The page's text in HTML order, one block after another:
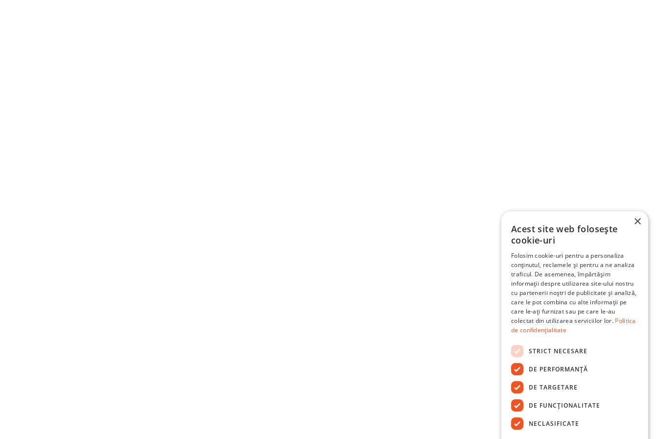
×
Acest site web folosește
cookie-uri
Folosim cookie-uri pentru a personaliza
conținutul, reclamele și pentru a ne analiza
traficul. De asemenea, împărtășim
informații despre utilizarea site-ului nostru
cu partenerii noștri de publicitate și analiză,
care le pot combina cu alte informații pe
care le-ați furnizat sau pe care le-au
colectat din utilizarea serviciilor lor. Politica
de confidențialitate
STRICT NECESARE
DE PERFORMANȚĂ
DE TARGETARE
DE FUNCŢIONALITATE
NECLASIFICATE